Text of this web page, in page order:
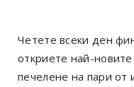
Четете всеки ден
откриете най-
печелене на пари от